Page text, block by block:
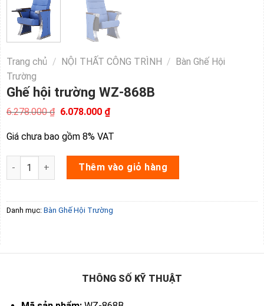
Trang chủ / NỘI THẤT CÔNG TRÌNH / Bàn Ghế Hội
Trường
Ghế hội trường WZ-868B
6.278.000₫ Giá
là:
6.278.000 ₫.
6.078.000 ₫Giá
hiện
tại
là:
Giá chưa bao gồm 8% VAT
Ghế hội trường WZ-868B số lượng
Thêm vào giỏ hàng
Danh mục: Bàn Ghế Hội Trường
THÔNG SỐ KỸ THUẬT